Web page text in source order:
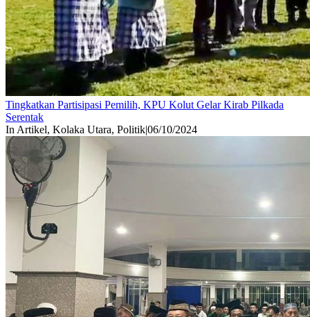
Tingkatkan Partisipasi Pemilih, KPU Kolut Gelar Kirab Pilkada
Serentak
In Artikel, Kolaka Utara, Politik|06/10/2024